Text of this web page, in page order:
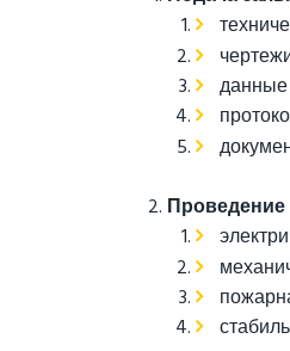
данные